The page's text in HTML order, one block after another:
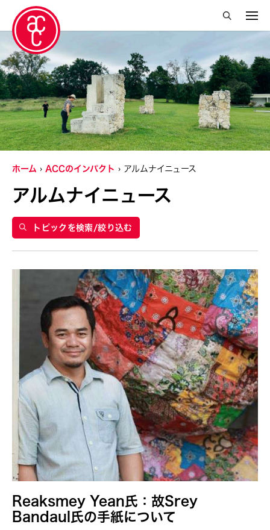
絞り込み検索を閉じる
年
2021
グランティ
Abner Delina Jr.
ACC New York
Aki Inomata
Aki Onda
Alastair Macaulay
Alice Reyes
Amable Tikoy Aguiluz
American Dance Festival
Ami Yamasaki
Amy Guggenheim
Ana Tamula
Arlette Quỳnh-Anh Trần
Astad Deboo
Ata Wong
Aung Myat Htay
B.V. Doshi
Bae Minkyung
ホーム ACCのインパクト アルムナイニュース
アルムナイニュース
トピックを検索/絞り込む
Reaksmey Yean氏：故Srey
Bandaul氏の手紙について